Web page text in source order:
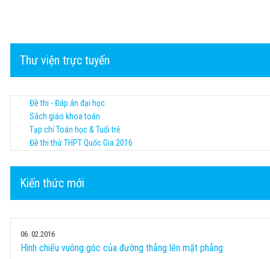
Thư viện trực tuyến
Đề thi - Đáp án đại học
Sách giáo khoa toán
Tạp chí Toán học & Tuổi trẻ
Đề thi thử THPT Quốc Gia 2016
Kiến thức mới
06 02.2016
Hình chiếu vuông góc của đường thẳng lên mặt phẳng